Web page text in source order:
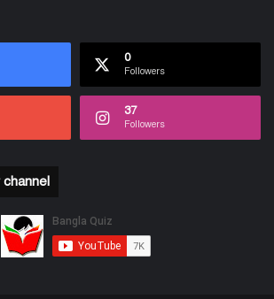
0
Followers
37
Followers